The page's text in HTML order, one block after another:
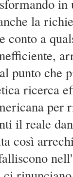
in
la
conto a
punto che
ricerca
per
il reale
così